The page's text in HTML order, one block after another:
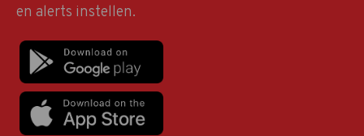
en alerts instellen.